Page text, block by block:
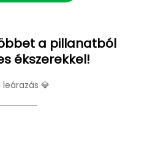
a pillanatból
ékszerekkel!
💎